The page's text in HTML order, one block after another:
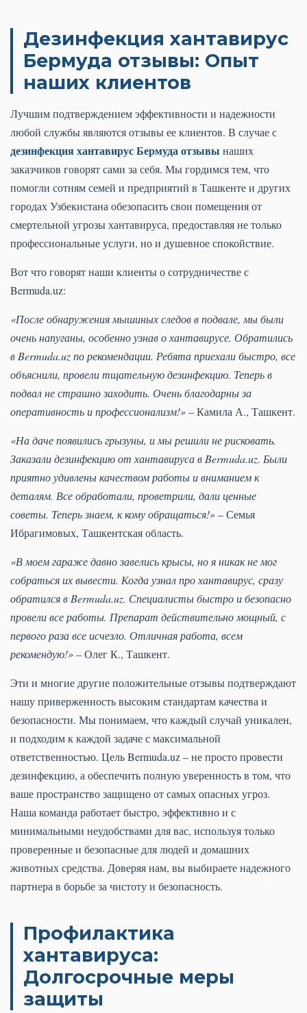
Дезинфекция хантавирус
Бермуда отзывы: Опыт
наших клиентов
Лучшим подтверждением эффективности и надежности
любой службы являются отзывы ее клиентов. В случае с
дезинфекция хантавирус Бермуда отзывы наших
заказчиков говорят сами за себя. Мы гордимся тем, что
помогли сотням семей и предприятий в Ташкенте и других
городах Узбекистана обезопасить свои помещения от
смертельной угрозы хантавируса, предоставляя не только
профессиональные услуги, но и душевное спокойствие.
Вот что говорят наши клиенты о сотрудничестве с
Bermuda.uz:
«После обнаружения мышиных следов в подвале, мы были
очень напуганы, особенно узнав о хантавирусе. Обратились
в Bermuda.uz по рекомендации. Ребята приехали быстро, все
объяснили, провели тщательную дезинфекцию. Теперь в
подвал не страшно заходить. Очень благодарны за
оперативность и профессионализм!»– Камила А., Ташкент.
«На даче появились грызуны, и мы решили не рисковать.
Заказали дезинфекцию от хантавируса в Bermuda.uz. Были
приятно удивлены качеством работы и вниманием к
деталям. Все обработали, проветрили, дали ценные
советы. Теперь знаем, к кому обращаться!»– Семья
Ибрагимовых, Ташкентская область.
«В моем гараже давно завелись крысы, но я никак не мог
собраться их вывести. Когда узнал про хантавирус, сразу
обратился в Bermuda.uz. Специалисты быстро и безопасно
провели все работы. Препарат действительно мощный, с
первого раза все исчезло. Отличная работа, всем
рекомендую!»– Олег К., Ташкент.
Эти и многие другие положительные отзывы подтверждают
нашу приверженность высоким стандартам качества и
безопасности. Мы понимаем, что каждый случай уникален,
и подходим к каждой задаче с максимальной
ответственностью. Цель Bermuda.uz – не просто провести
дезинфекцию, а обеспечить полную уверенность в том, что
ваше пространство защищено от самых опасных угроз.
Наша команда работает быстро, эффективно и с
минимальными неудобствами для вас, используя только
проверенные и безопасные для людей и домашних
животных средства. Доверяя нам, вы выбираете надежного
партнера в борьбе за чистоту и безопасность.
Профилактика
хантавируса:
Долгосрочные меры
защиты